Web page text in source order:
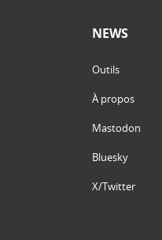
NEWS
Outils
À propos
Mastodon
Bluesky
X/Twitter